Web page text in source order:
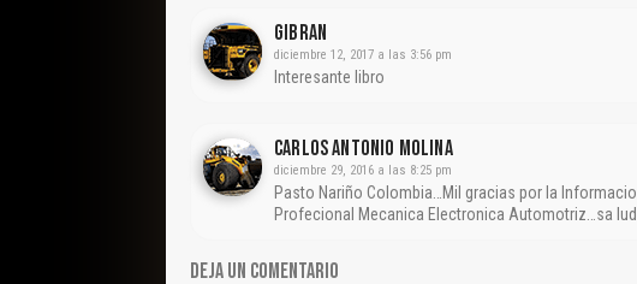
Gibran
diciembre 12, 2017 a las 3:56 pm
Interesante libro
CARLOS ANTONIO MOLINA
diciembre 29, 2016 a las 8:25 pm
Pasto Nariño Colombia…Mil gracias por la
Profecional Mecanica Electronica Automotriz…sa
DEJA UN COMENTARIO